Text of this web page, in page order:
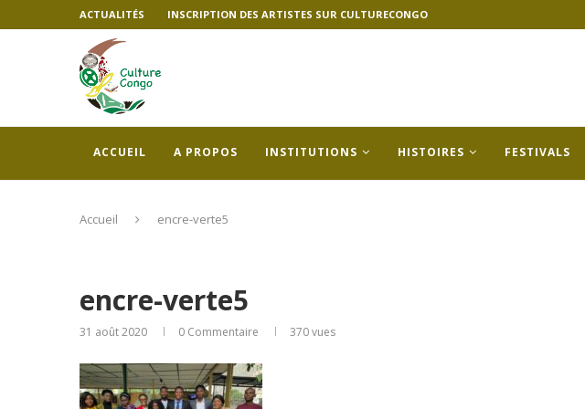
ACTUALITÉS INSCRIPTION DES ARTISTES SUR CULTURECONGO
ACCUEIL A PROPOS INSTITUTIONS HISTOIRES FESTIVALS
Accueil encre-verte5
encre-verte5
31 août 2020 0 Commentaire 370vues